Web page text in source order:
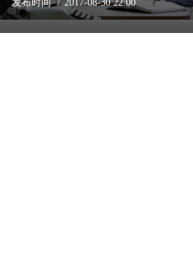
发布时间 2017-08-30 22:00